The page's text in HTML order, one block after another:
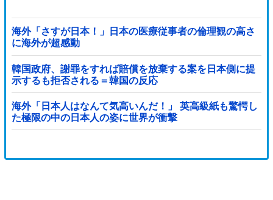
海外「さすが日本！」日本の医療従事者の倫理観の高さ
に海外が超感動
韓国政府、謝罪をすれば賠償を放棄する案を日本側に提
示するも拒否される＝韓国の反応
海外「日本人はなんて気高いんだ！」 英高級紙も驚愕し
た極限の中の日本人の姿に世界が衝撃